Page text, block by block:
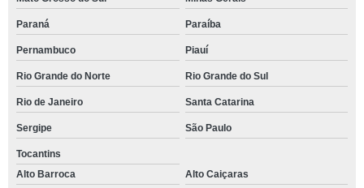
Paraná Paraíba
Pernambuco Piauí
Rio Grande do Norte Rio Grande do Sul
Rio de Janeiro Santa Catarina
Sergipe São Paulo
Tocantins
Alto Barroca
Alto Caiçaras